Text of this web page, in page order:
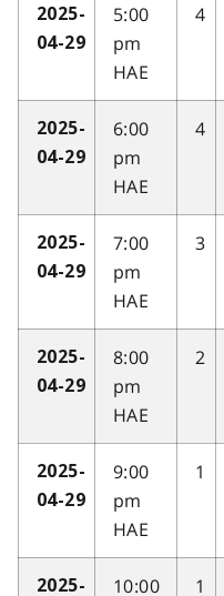
2025-
04-29
5:00
pm
HAE
4
2025-
04-29
6:00
pm
HAE
4
2025-
04-29
7:00
pm
HAE
3
2025-
04-29
8:00
pm
HAE
2
2025-
04-29
9:00
pm
HAE
1
2025- 10:00 1